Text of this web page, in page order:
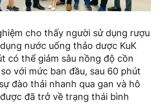
cho thấy người sử dụng rượu
nước uống thảo dược KuK
có thể giảm sâu nồng độ cồn
với mức ban đầu, sau 60 phút
đào thải nhanh qua gan và hô
đã trở về trạng thái bình